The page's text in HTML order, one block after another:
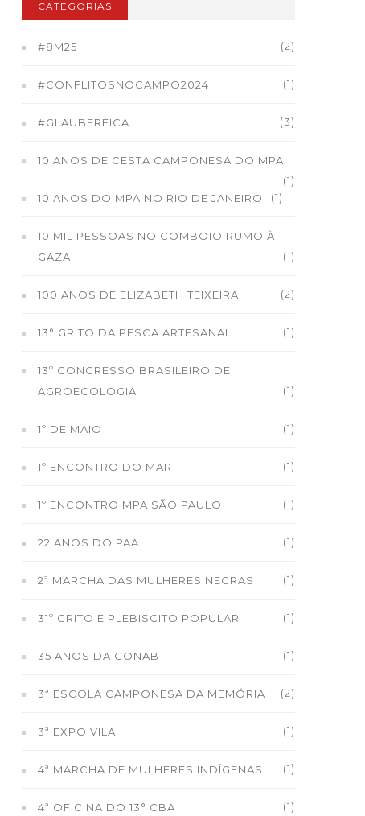
CATEGORIAS
#8M25 (2)
#CONFLITOSNOCAMPO2024 (1)
#GLAUBERFICA (3)
10 ANOS DE CESTA CAMPONESA DO MPA
(1)
10 ANOS DO MPA NO RIO DE JANEIRO
(1)
10 MIL PESSOAS NO COMBOIO RUMO À
GAZA
(1)
100 ANOS DE ELIZABETH TEIXEIRA (2)
13° GRITO DA PESCA ARTESANAL (1)
13º CONGRESSO BRASILEIRO DE
AGROECOLOGIA
(1)
1º DE MAIO (1)
1º ENCONTRO DO MAR (1)
1º ENCONTRO MPA SÃO PAULO (1)
22 ANOS DO PAA (1)
2ª MARCHA DAS MULHERES NEGRAS (1)
31º GRITO E PLEBISCITO POPULAR (1)
35 ANOS DA CONAB (1)
3ª ESCOLA CAMPONESA DA MEMÓRIA (2)
3ª EXPO VILA (1)
4ª MARCHA DE MULHERES INDÍGENAS (1)
4ª OFICINA DO 13° CBA (1)